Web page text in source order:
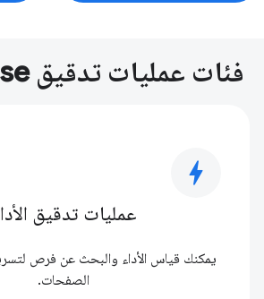
فئات عمليات تدقيق Lighthouse
bolt
عمليات تدقيق
يمكنك قياس الأداء والبحث عن فرص
الصفحات.